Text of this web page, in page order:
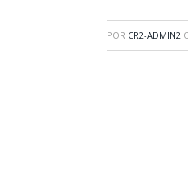
POR CR2-ADMIN2